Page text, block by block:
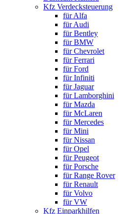
Kfz Verdecksteuerung
für Alfa
für Audi
für Bentley
für BMW
für Chevrolet
für Ferrari
für Ford
für Infiniti
für Jaguar
für Lamborghini
für Mazda
für McLaren
für Mercedes
für Mini
für Nissan
für Opel
für Peugeot
für Porsche
für Range Rover
für Renault
für Volvo
für VW
Kfz Einparkhilfen